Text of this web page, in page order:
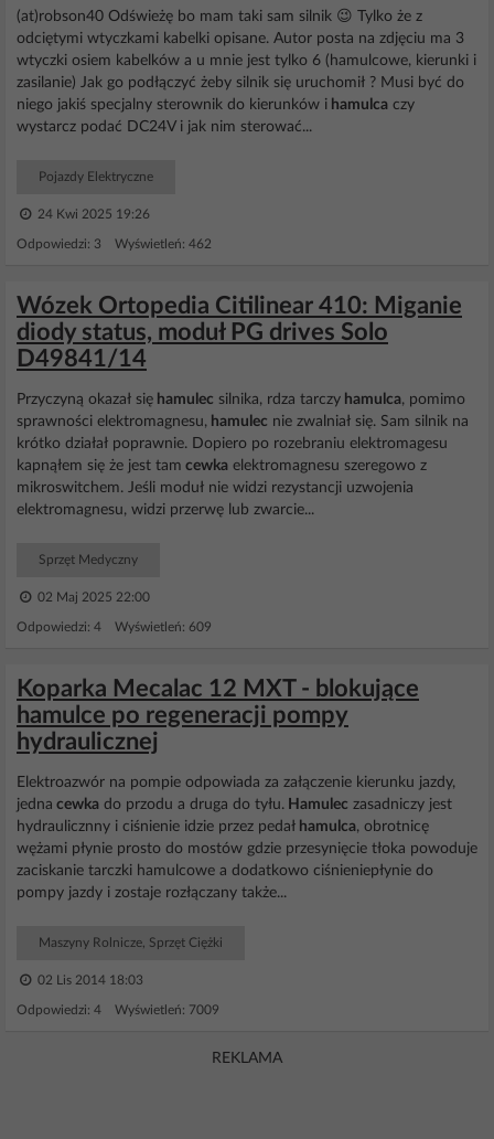
(at)robson40 Odświeżę bo mam taki sam silnik 😉 Tylko że z
odciętymi wtyczkami kabelki opisane. Autor posta na zdjęciu ma 3
wtyczki osiem kabelków a u mnie jest tylko 6 (hamulcowe, kierunki i
zasilanie) Jak go podłączyć żeby silnik się uruchomił ? Musi być do
niego jakiś specjalny sterownik do kierunków i hamulca czy
wystarcz podać DC24V i jak nim sterować...
Pojazdy Elektryczne
24 Kwi 2025 19:26
Odpowiedzi: 3 Wyświetleń: 462
Wózek Ortopedia Citilinear 410: Miganie
diody status, moduł PG drives Solo
D49841/14
Przyczyną okazał się hamulec silnika, rdza tarczy hamulca, pomimo
sprawności elektromagnesu, hamulec nie zwalniał się. Sam silnik na
krótko działał poprawnie. Dopiero po rozebraniu elektromagesu
kapnąłem się że jest tam cewka elektromagnesu szeregowo z
mikroswitchem. Jeśli moduł nie widzi rezystancji uzwojenia
elektromagnesu, widzi przerwę lub zwarcie...
Sprzęt Medyczny
02 Maj 2025 22:00
Odpowiedzi: 4 Wyświetleń: 609
Koparka Mecalac 12 MXT - blokujące
hamulce po regeneracji pompy
hydraulicznej
Elektroazwór na pompie odpowiada za załączenie kierunku jazdy,
jedna cewka do przodu a druga do tyłu. Hamulec zasadniczy jest
hydraulicznny i ciśnienie idzie przez pedał hamulca, obrotnicę
wężami płynie prosto do mostów gdzie przesynięcie tłoka powoduje
zaciskanie tarczki hamulcowe a dodatkowo ciśnieniepłynie do
pompy jazdy i zostaje rozłączany także...
Maszyny Rolnicze, Sprzęt Ciężki
02 Lis 2014 18:03
Odpowiedzi: 4 Wyświetleń: 7009
REKLAMA